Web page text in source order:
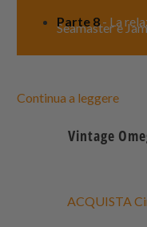
Parte 8- La
Seamaster e
Continua a leggere
Vintage
ACQUISTA